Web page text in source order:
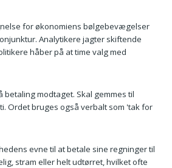
for økonomiens bølgebevægelser
Analytikere jagter skiftende
håber på at time valg med
betaling modtaget. Skal gemmes til
Ordet bruges også verbalt som 'tak for
evne til at betale sine regninger til
stram eller helt udtørret, hvilket ofte